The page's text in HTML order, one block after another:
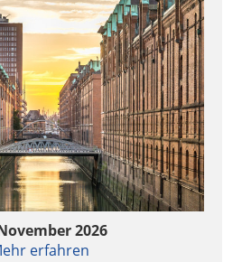
2026
erfahren